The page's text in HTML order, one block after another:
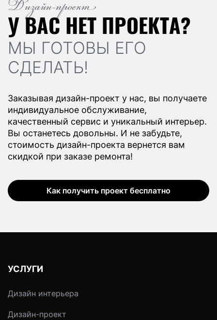
Дизайн-проект
У ВАС НЕТ ПРОЕКТА?
МЫ ГОТОВЫ ЕГО
СДЕЛАТЬ!
Заказывая дизайн-проект у нас, вы получаете
индивидуальное обслуживание,
качественный сервис и уникальный интерьер.
Вы останетесь довольны. И не забудьте,
стоимость дизайн-проекта вернется вам
скидкой при заказе ремонта!
Как получить проект бесплатно
УСЛУГИ
Дизайн интерьера
Дизайн-проект